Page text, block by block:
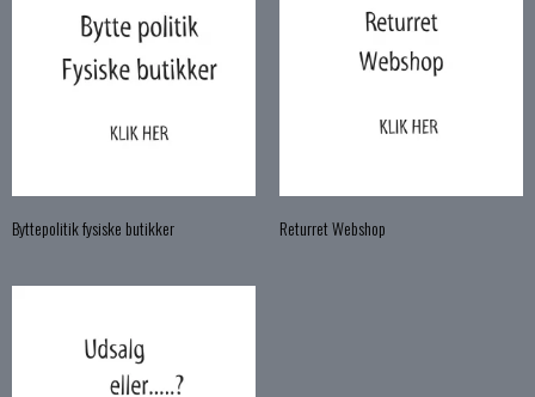
Byttepolitik fysiske butikker Returret Webshop